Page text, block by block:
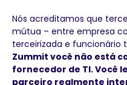
Nós acreditamos que
mútua – entre empresa
terceirizada e funcionário
Zummit você não está
fornecedor de TI. Você
parceiro realmente